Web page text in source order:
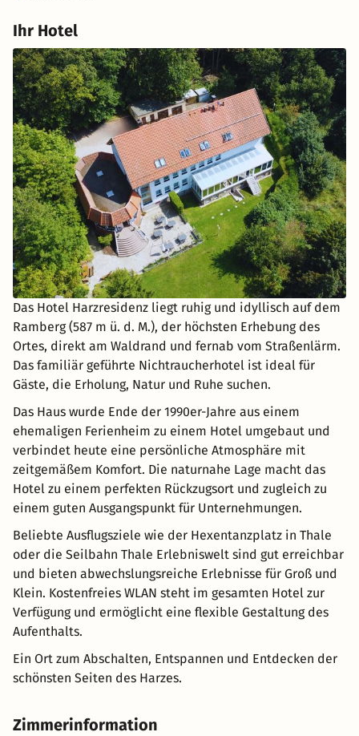
Ihr Hotel
Das Hotel Harzresidenz liegt ruhig und idyllisch auf dem
Ramberg (587 m ü. d. M.), der höchsten Erhebung des
Ortes, direkt am Waldrand und fernab vom Straßenlärm.
Das familiär geführte Nichtraucherhotel ist ideal für
Gäste, die Erholung, Natur und Ruhe suchen.
Das Haus wurde Ende der 1990er-Jahre aus einem
ehemaligen Ferienheim zu einem Hotel umgebaut und
verbindet heute eine persönliche Atmosphäre mit
zeitgemäßem Komfort. Die naturnahe Lage macht das
Hotel zu einem perfekten Rückzugsort und zugleich zu
einem guten Ausgangspunkt für Unternehmungen.
Beliebte Ausflugsziele wie der Hexentanzplatz in Thale
oder die Seilbahn Thale Erlebniswelt sind gut erreichbar
und bieten abwechslungsreiche Erlebnisse für Groß und
Klein. Kostenfreies WLAN steht im gesamten Hotel zur
Verfügung und ermöglicht eine flexible Gestaltung des
Aufenthalts.
Ein Ort zum Abschalten, Entspannen und Entdecken der
schönsten Seiten des Harzes.
Zimmerinformation